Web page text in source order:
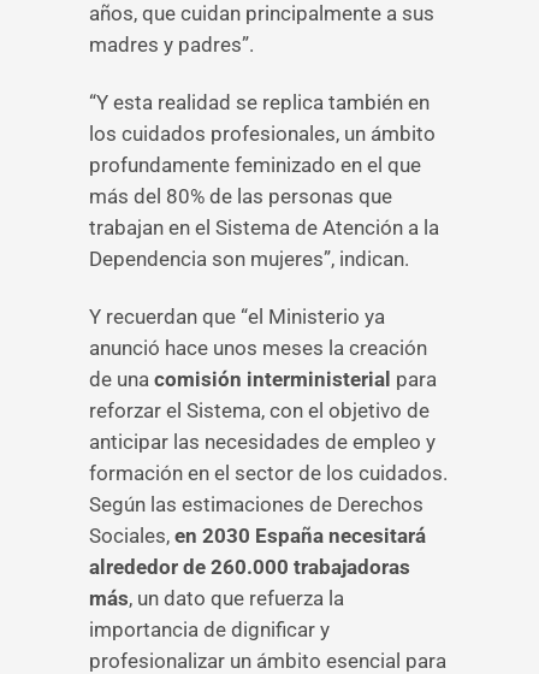
años, que cuidan principalmente a sus
madres y padres”.
“Y esta realidad se replica también en
los cuidados profesionales, un ámbito
profundamente feminizado en el que
más del 80% de las personas que
trabajan en el Sistema de Atención a la
Dependencia son mujeres”, indican.
Y recuerdan que “el Ministerio ya
anunció hace unos meses la creación
de una comisión interministerial para
reforzar el Sistema, con el objetivo de
anticipar las necesidades de empleo y
formación en el sector de los cuidados.
Según las estimaciones de Derechos
Sociales, en 2030 España necesitará
alrededor de 260.000 trabajadoras
más, un dato que refuerza la
importancia de dignificar y
profesionalizar un ámbito esencial para